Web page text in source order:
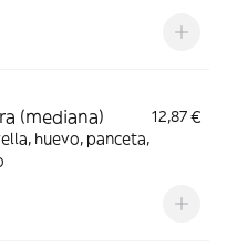
(mediana)
12,87 €
huevo, panceta,